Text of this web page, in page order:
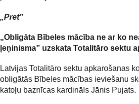
„Pret”
„Obligāta Bībeles mācība ne ar ko
ļeņinisma” uzskata Totalitāro sektu
Latvijas Totalitāro sektu apkarošanas
obligātās Bībeles mācības ieviešanu
katoļu baznīcas kardināls Jānis Pujats.